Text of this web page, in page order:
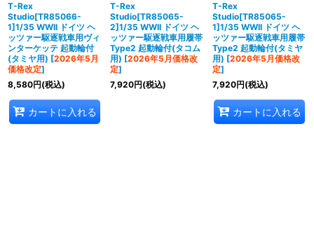
T-Rex
Studio[TR85066-
1]1/35 WWII ドイツ ヘ
ッツァー駆逐戦車用ヴィ
ンターケッテ 起動輪付
(タミヤ用) [2026年5月
価格改定]
8,580円(税込)
カートに入れる
T-Rex
Studio[TR85065-
2]1/35 WWII ドイツ ヘ
ッツァー駆逐戦車用履帯
Type2 起動輪付(タコム
用) [2026年5月価格改
定]
7,920円(税込)
T-Rex
Studio[TR85065-
1]1/35 WWII ドイツ ヘ
ッツァー駆逐戦車用履帯
Type2 起動輪付(タミヤ
用) [2026年5月価格改
定]
7,920円(税込)
カートに入れる